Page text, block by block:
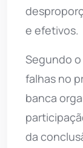
e efetivos.
Segundo
falhas no
banca
da